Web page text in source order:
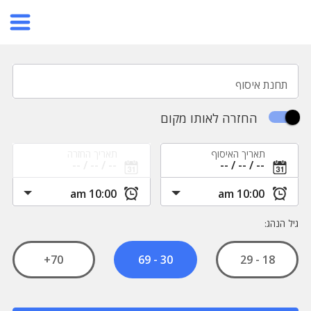
תחנת איסוף
החזרה לאותו מקום
תאריך האיסוף
גיל הנהג:
18 - 29
30 - 69
70+